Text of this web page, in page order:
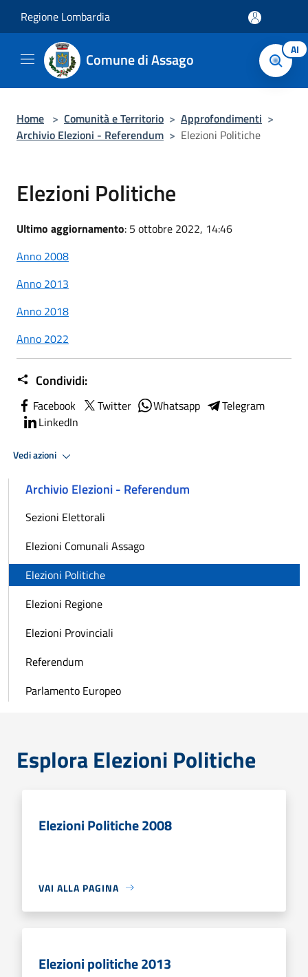
Regione Lombardia
Comune di Assago AI
Home > Comunità e Territorio > Approfondimenti >
Archivio Elezioni - Referendum > Elezioni Politiche
Elezioni Politiche
Ultimo aggiornamento: 5 ottobre 2022, 14:46
Anno 2008
Anno 2013
Anno 2018
Anno 2022
Condividi:
Facebook Twitter Whatsapp
Telegram
LinkedIn
Vedi azioni
Archivio Elezioni - Referendum
Sezioni Elettorali
Elezioni Comunali Assago
Elezioni Politiche
Elezioni Regione
Elezioni Provinciali
Referendum
Parlamento Europeo
Esplora Elezioni Politiche
Elezioni Politiche 2008
VAI ALLA PAGINA
Elezioni politiche 2013